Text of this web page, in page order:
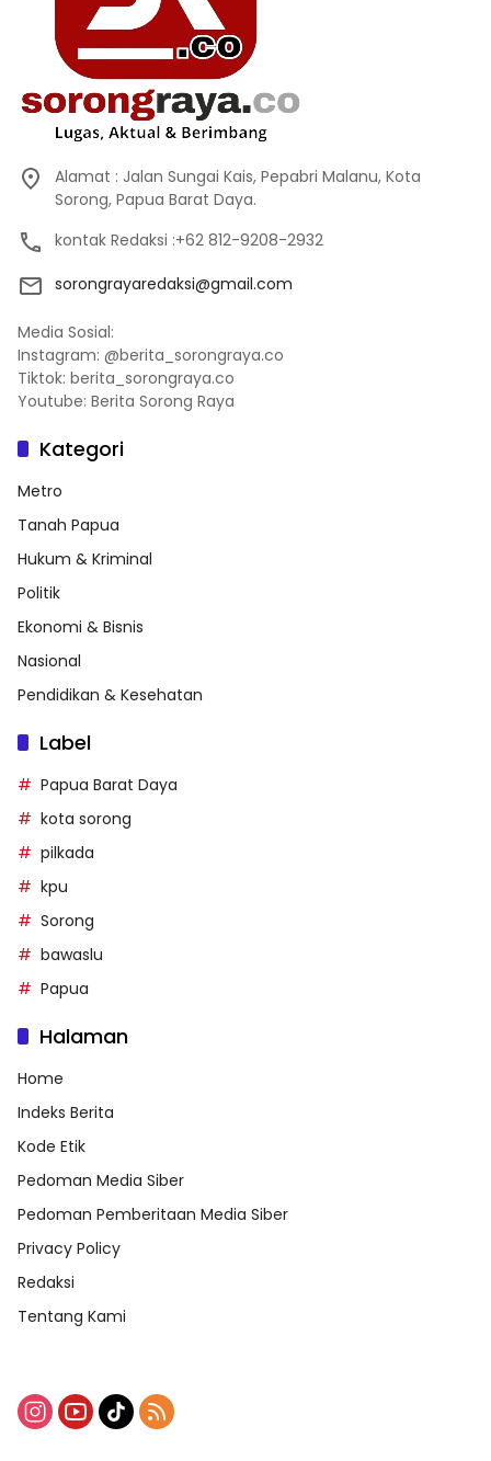
Alamat : Jalan Sungai Kais, Pepabri Malanu, Kota
Sorong, Papua Barat Daya.
kontak Redaksi :+62 812-9208-2932
sorongrayaredaksi@gmail.com
Media Sosial:
Instagram: @berita_sorongraya.co
Tiktok: berita_sorongraya.co
Youtube: Berita Sorong Raya
Kategori
Metro
Tanah Papua
Hukum & Kriminal
Politik
Ekonomi & Bisnis
Nasional
Pendidikan & Kesehatan
Label
Papua Barat Daya
kota sorong
pilkada
kpu
Sorong
bawaslu
Papua
Halaman
Home
Indeks Berita
Kode Etik
Pedoman Media Siber
Pedoman Pemberitaan Media Siber
Privacy Policy
Redaksi
Tentang Kami